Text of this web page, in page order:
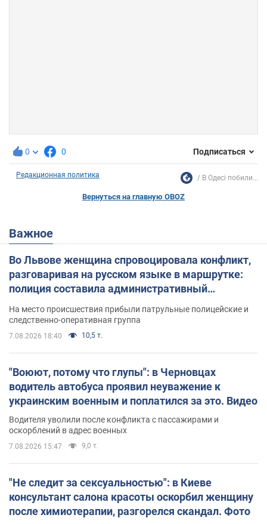
0 0 Подписаться
Редакционная политика В Одесі побили...
Вернуться на главную OBOZ
Важное
Во Львове женщина спровоцировала конфликт,
разговаривая на русском языке в маршрутке:
полиция составила административный
На место происшествия прибыли патрульные полицейские и
следственно-оперативная группа
7.08.2026 18:40 10,5 т.
"Воюют, потому что глупы": в Черновцах
водитель автобуса проявил неуважение к
украинским военным и поплатился за это. Видео
Водителя уволили после конфликта с пассажирами и
оскорблений в адрес военных
7.08.2026 15:47 9,0 т.
"Не следит за сексуальностью": в Киеве
консультант салона красоты оскорбил женщину
после химиотерапии, разгорелся скандал. Фото